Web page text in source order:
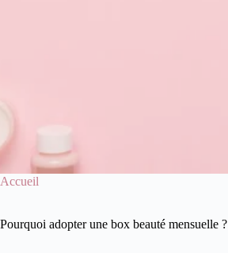
Accueil
Pourquoi adopter une box beauté mensuelle ?